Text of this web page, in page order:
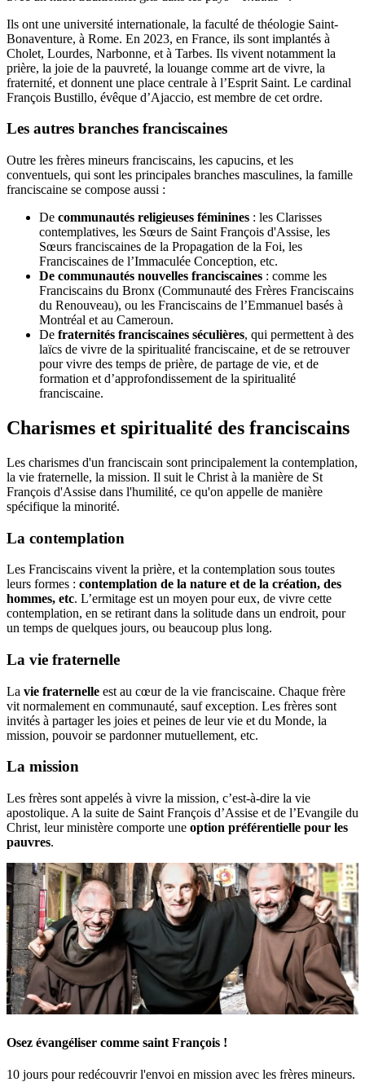
Ils ont une université internationale, la faculté de théologie Saint-
Bonaventure, à Rome. En 2023, en France, ils sont implantés à
Cholet, Lourdes, Narbonne, et à Tarbes. Ils vivent notamment la
prière, la joie de la pauvreté, la louange comme art de vivre, la
fraternité, et donnent une place centrale à l’Esprit Saint. Le cardinal
François Bustillo, évêque d’Ajaccio, est membre de cet ordre.
Les autres branches franciscaines
Outre les frères mineurs franciscains, les capucins, et les
conventuels, qui sont les principales branches masculines, la famille
franciscaine se compose aussi :
De communautés religieuses féminines : les Clarisses
contemplatives, les Sœurs de Saint François d'Assise, les
Sœurs franciscaines de la Propagation de la Foi, les
Franciscaines de l’Immaculée Conception, etc.
De communautés nouvelles franciscaines : comme les
Franciscains du Bronx (Communauté des Frères Franciscains
du Renouveau), ou les Franciscains de l’Emmanuel basés à
Montréal et au Cameroun.
De fraternités franciscaines séculières, qui permettent à des
laïcs de vivre de la spiritualité franciscaine, et de se retrouver
pour vivre des temps de prière, de partage de vie, et de
formation et d’approfondissement de la spiritualité
franciscaine.
Charismes et spiritualité des franciscains
Les charismes d'un franciscain sont principalement la contemplation,
la vie fraternelle, la mission. Il suit le Christ à la manière de St
François d'Assise dans l'humilité, ce qu'on appelle de manière
spécifique la minorité.
La contemplation
Les Franciscains vivent la prière, et la contemplation sous toutes
leurs formes : contemplation de la nature et de la création, des
hommes, etc. L’ermitage est un moyen pour eux, de vivre cette
contemplation, en se retirant dans la solitude dans un endroit, pour
un temps de quelques jours, ou beaucoup plus long.
La vie fraternelle
La vie fraternelle est au cœur de la vie franciscaine. Chaque frère
vit normalement en communauté, sauf exception. Les frères sont
invités à partager les joies et peines de leur vie et du Monde, la
mission, pouvoir se pardonner mutuellement, etc.
La mission
Les frères sont appelés à vivre la mission, c’est-à-dire la vie
apostolique. A la suite de Saint François d’Assise et de l’Evangile du
Christ, leur ministère comporte une option préférentielle pour les
pauvres.
Osez évangéliser comme saint François !
10 jours pour redécouvrir l'envoi en mission avec les frères mineurs.